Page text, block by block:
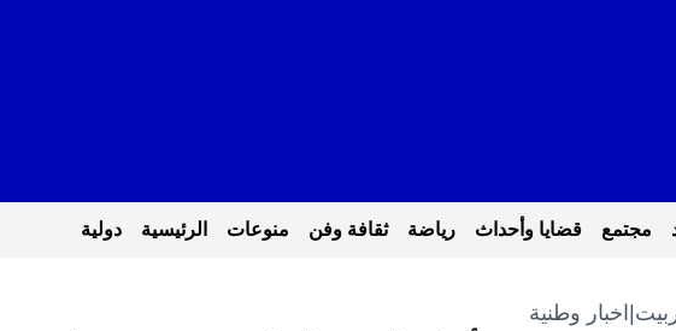
مجتمع قضايا وأحداث رياضة ثقافة وفن منوعات الرئيسية دولية
اخبار وطنية